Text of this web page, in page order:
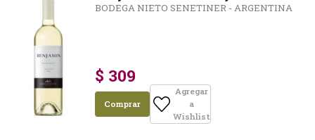
BODEGA NIETO SENETINER - ARGENTINA
$ 309
Comprar
Agregar
a
Wishlist